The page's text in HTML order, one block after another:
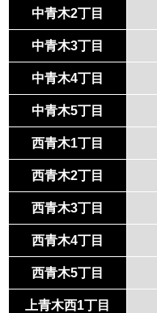
中青木2丁目
中青木3丁目
中青木4丁目
中青木5丁目
西青木1丁目
西青木2丁目
西青木3丁目
西青木4丁目
西青木5丁目
上青木西1丁目